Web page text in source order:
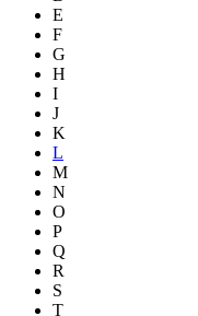
E
F
G
H
I
J
K
L
M
N
O
P
Q
R
S
T